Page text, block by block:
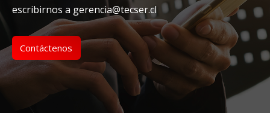
escribirnos a gerencia@tecser.cl
Contáctenos